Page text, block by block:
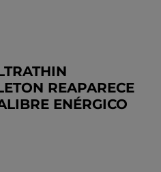
REAPARECE
ENÉRGICO